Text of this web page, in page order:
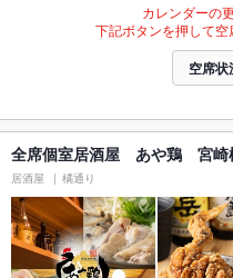
カレンダーの
下記ボタンを押して空
空席状
全席個室居酒屋 あや鶏 宮崎
居酒屋 橘通り